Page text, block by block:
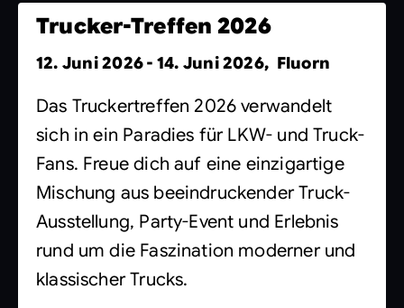
Trucker-Treffen 2026
12. Juni 2026 - 14. Juni 2026, Fluorn
Das Truckertreffen 2026 verwandelt
sich in ein Paradies für LKW- und Truck-
Fans. Freue dich auf eine einzigartige
Mischung aus beeindruckender Truck-
Ausstellung, Party-Event und Erlebnis
rund um die Faszination moderner und
klassischer Trucks.